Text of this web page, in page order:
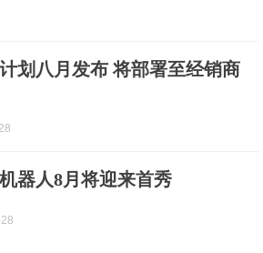
划八月发布 将部署至经销商
器人8月将迎来首秀